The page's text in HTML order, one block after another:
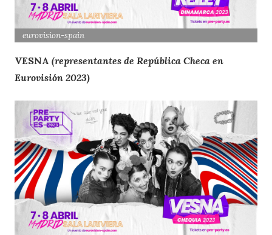
eurovision-spain
VESNA (representantes de República Checa en
Eurovisión 2023)